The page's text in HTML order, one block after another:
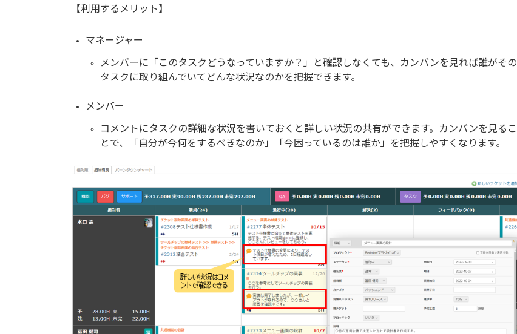
【利用するメリット】
マネージャー
メンバーに「このタスクどうなっていますか？」と確認しなくても、カンバンを見れば誰がその
タスクに取り組んでいてどんな状況なのかを把握できます。
メンバー
コメントにタスクの詳細な状況を書いておくと詳しい状況の共有ができます。カンバンを見るこ
とで、「自分が今何をするべきなのか」「今困っているのは誰か」を把握しやすくなります。